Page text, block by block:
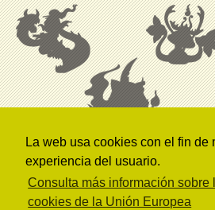
La web usa cookies con el fin de
experiencia del usuario.
Consulta más información sobre
cookies de la Unión Europea